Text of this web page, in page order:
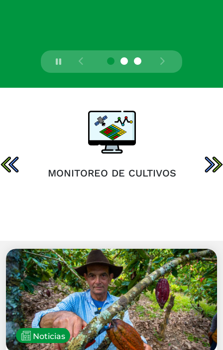
MONITOREO DE CULTIVOS
Noticias